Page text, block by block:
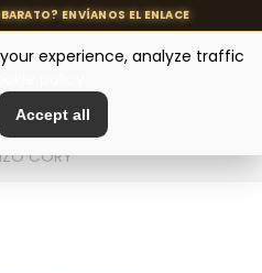
> Wall Decoration
CORY
experience, analyze traffic
Accept all